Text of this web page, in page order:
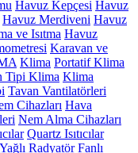
Havuz Kepçesi Havuz
Havuz Merdiveni Havuz
ve Isıtma Havuz
Karavan ve
Klima Portatif Klima
Tipi Klima Klima
Tavan Vantilatörleri
Cihazları Hava
Nem Alma Cihazları
Quartz Isıtıcılar
Yağlı Radyatör Fanlı